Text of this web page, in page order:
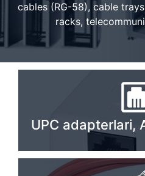
ADSL, Wan / Lan Routers, Wi-Fi
IP Telephony
UPS Uninterruptible Power
Headphones
Mouses and keybords
cables (RG-58), cable
racks,
UPC adapterlari,